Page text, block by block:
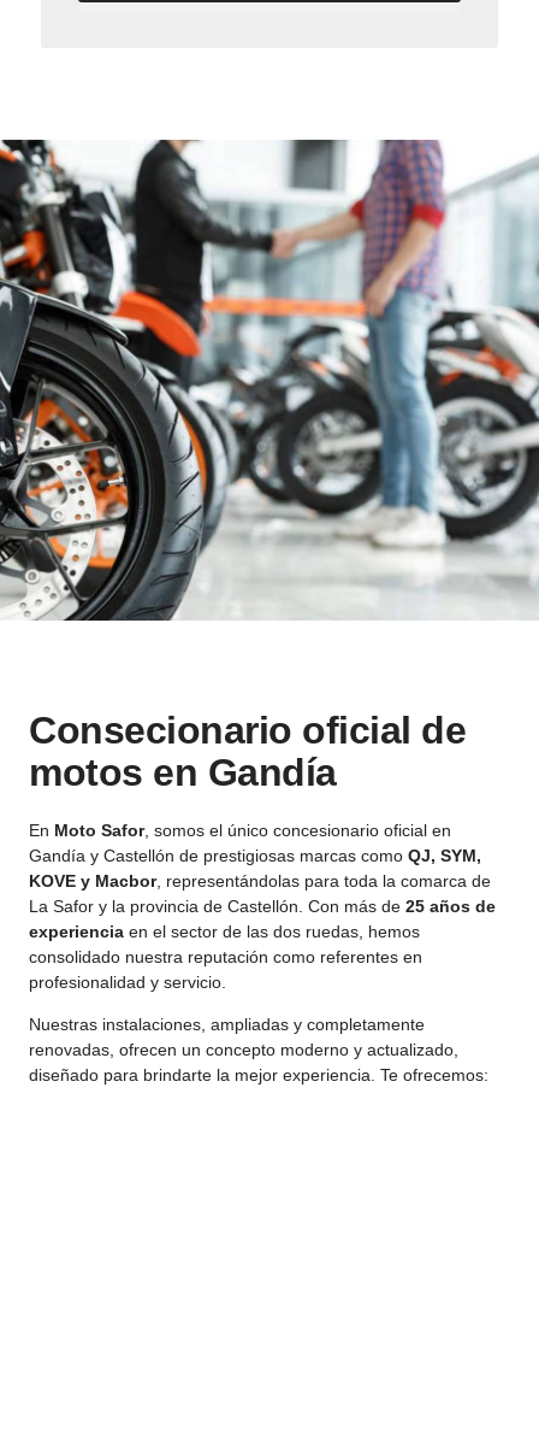
Consecionario oficial de
motos en Gandía
En Moto Safor, somos el único concesionario oficial en
Gandía y Castellón de prestigiosas marcas como QJ, SYM,
KOVE y Macbor, representándolas para toda la comarca de
La Safor y la provincia de Castellón. Con más de 25 años de
experiencia en el sector de las dos ruedas, hemos
consolidado nuestra reputación como referentes en
profesionalidad y servicio.
Nuestras instalaciones, ampliadas y completamente
renovadas, ofrecen un concepto moderno y actualizado,
diseñado para brindarte la mejor experiencia. Te ofrecemos: